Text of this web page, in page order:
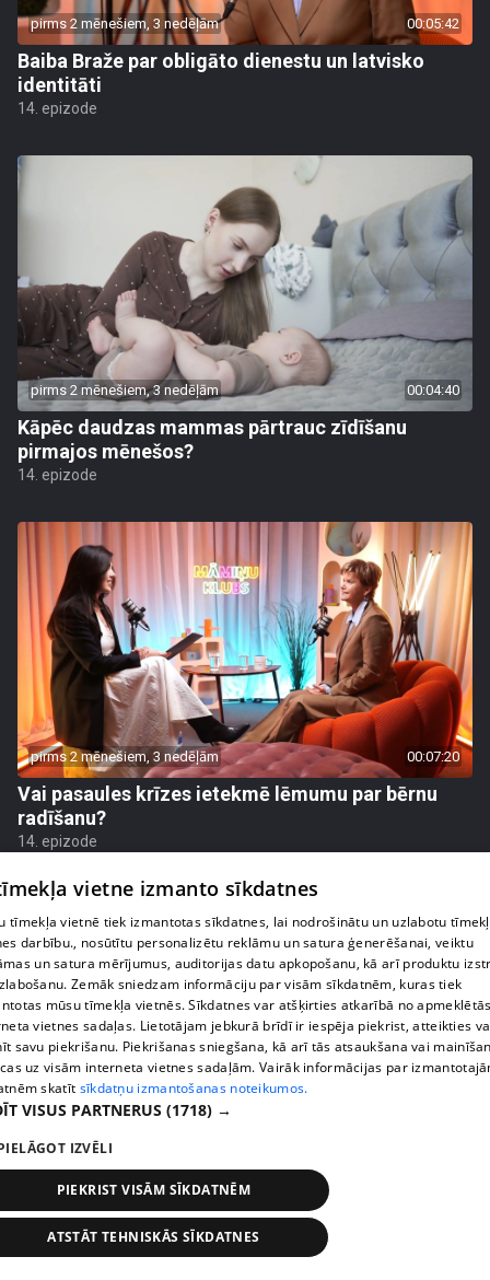
pirms 2 mēnešiem, 3 nedēļām 00:05:42
Baiba Braže par obligāto dienestu un latvisko
identitāti
14. epizode
pirms 2 mēnešiem, 3 nedēļām 00:04:40
Kāpēc daudzas mammas pārtrauc zīdīšanu
pirmajos mēnešos?
14. epizode
pirms 2 mēnešiem, 3 nedēļām 00:07:20
Vai pasaules krīzes ietekmē lēmumu par bērnu
radīšanu?
14. epizode
Grila sezonā lieliski iespējams ievērot veselīga
uztura principus
13. epizode
vietne izmanto sīkdatnes
tīmekļa vietnē tiek izmantotas sīkdatnes, lai nodrošinātu un uzlabotu
darbību., nosūtītu personalizētu reklāmu un satura ģenerēšanai, veiktu
un satura mērījumus, auditorijas datu apkopošanu, kā arī produktu
Zemāk sniedzam informāciju par visām sīkdatnēm, kuras tiek
mūsu tīmekļa vietnēs. Sīkdatnes var atšķirties atkarībā no
vietnes sadaļas. Lietotājam jebkurā brīdī ir iespēja piekrist, atteikties
savu piekrišanu. Piekrišanas sniegšana, kā arī tās atsaukšana vai
uz visām interneta vietnes sadaļām. Vairāk informācijas par
skatīt sīkdatņu izmantošanas noteikumos.
VISUS PARTNERUS (1718) →
IZVĒLI
PIEKRIST VISĀM SĪKDATNĒM
ATSTĀT TEHNISKĀS SĪKDATNES